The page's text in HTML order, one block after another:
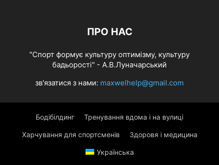
ПРО НАС
"Спорт формує культуру оптимізму, культуру
бадьорості" - А.В.Луначарський
зв'язатися з нами: maxwelhelp@gmail.com
Бодібілдинг Тренування вдома і на вулиці
Харчування для спортсменів Здоровя і медицина
Українська